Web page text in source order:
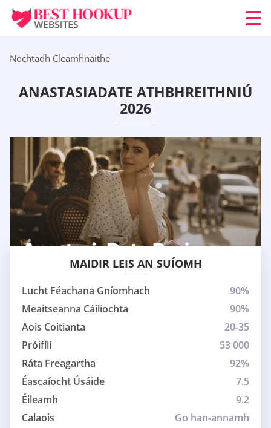
Nochtadh Cleamhnaithe
ANASTASIADATE ATHBHREITHNIÚ
2026
MAIDIR LEIS AN SUÍOMH
Lucht Féachana Gníomhach
90%
Meaitseanna Cáilíochta
90%
Aois Coitianta
20-35
Próifílí
53 000
Ráta Freagartha
92%
Éascaíocht Úsáide
7.5
Éileamh
9.2
Calaois
Go han-annamh